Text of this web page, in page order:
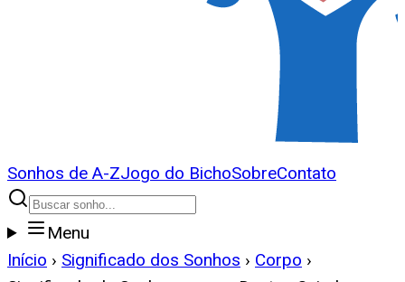
Sonhos de A-ZJogo do BichoSobreContato
Menu
Início › Significado dos Sonhos › Corpo ›